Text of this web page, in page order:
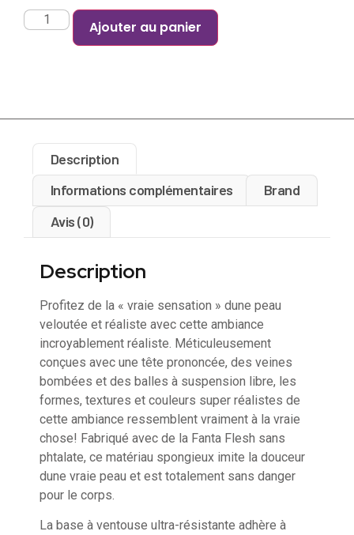
Ajouter au panier
Description
Informations complémentaires
Brand
Avis (0)
Description
Profitez de la « vraie sensation » dune peau
veloutée et réaliste avec cette ambiance
incroyablement réaliste. Méticuleusement
conçues avec une tête prononcée, des veines
bombées et des balles à suspension libre, les
formes, textures et couleurs super réalistes de
cette ambiance ressemblent vraiment à la vraie
chose! Fabriqué avec de la Fanta Flesh sans
phtalate, ce matériau spongieux imite la douceur
dune vraie peau et est totalement sans danger
pour le corps.
La base à ventouse ultra-résistante adhère à